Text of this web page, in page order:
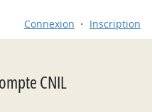
Connexion Inscription
CNIL